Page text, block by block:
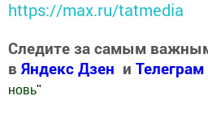
https://max.ru/tatmedia
Следите за самым
в Яндекс Дзен и
новь"